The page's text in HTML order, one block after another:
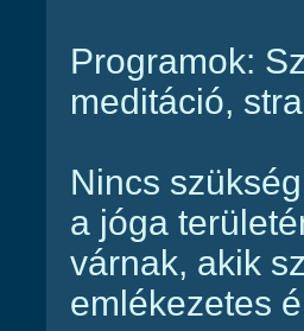
Programok:
meditáció,
Nincs
a jóga
várnak, akik
emlékezetes